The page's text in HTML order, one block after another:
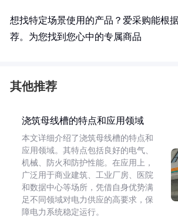
想找特定场景使用的产品？爱采购能根
荐。为您找到您心中的专属商品
其他推荐
浇筑母线槽的特点和应用领域
本文详细介绍了浇筑母线槽的特点和
应用领域。其特点包括良好的电气、
机械、防火和防护性能。在应用上，
广泛用于商业建筑、工业厂房、医院
和数据中心等场所，凭借自身优势满
足不同领域对电力供应的高要求，保
障电力系统稳定运行。